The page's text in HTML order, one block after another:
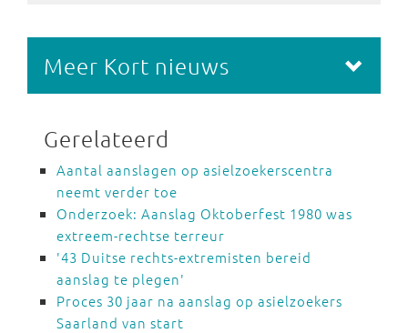
Meer Kort nieuws
Gerelateerd
Aantal aanslagen op asielzoekerscentra
neemt verder toe
Onderzoek: Aanslag Oktoberfest 1980 was
extreem-rechtse terreur
'43 Duitse rechts-extremisten bereid
aanslag te plegen'
Proces 30 jaar na aanslag op asielzoekers
Saarland van start